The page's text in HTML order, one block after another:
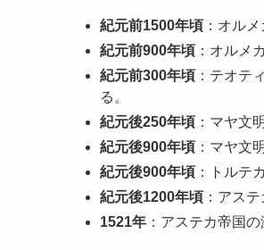
紀元前1500年頃 ：オル
紀元前900年頃 ：オルメ
紀元前300年頃 ：テオテ
る。
紀元後250年頃 ：マヤ文
紀元後900年頃 ：マヤ文
紀元後900年頃 ：トルテ
紀元後1200年頃 ：アス
1521年 ：アステカ帝国